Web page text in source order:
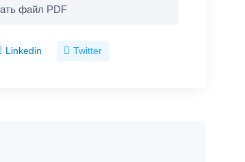
файл PDF
Linkedin Twitter